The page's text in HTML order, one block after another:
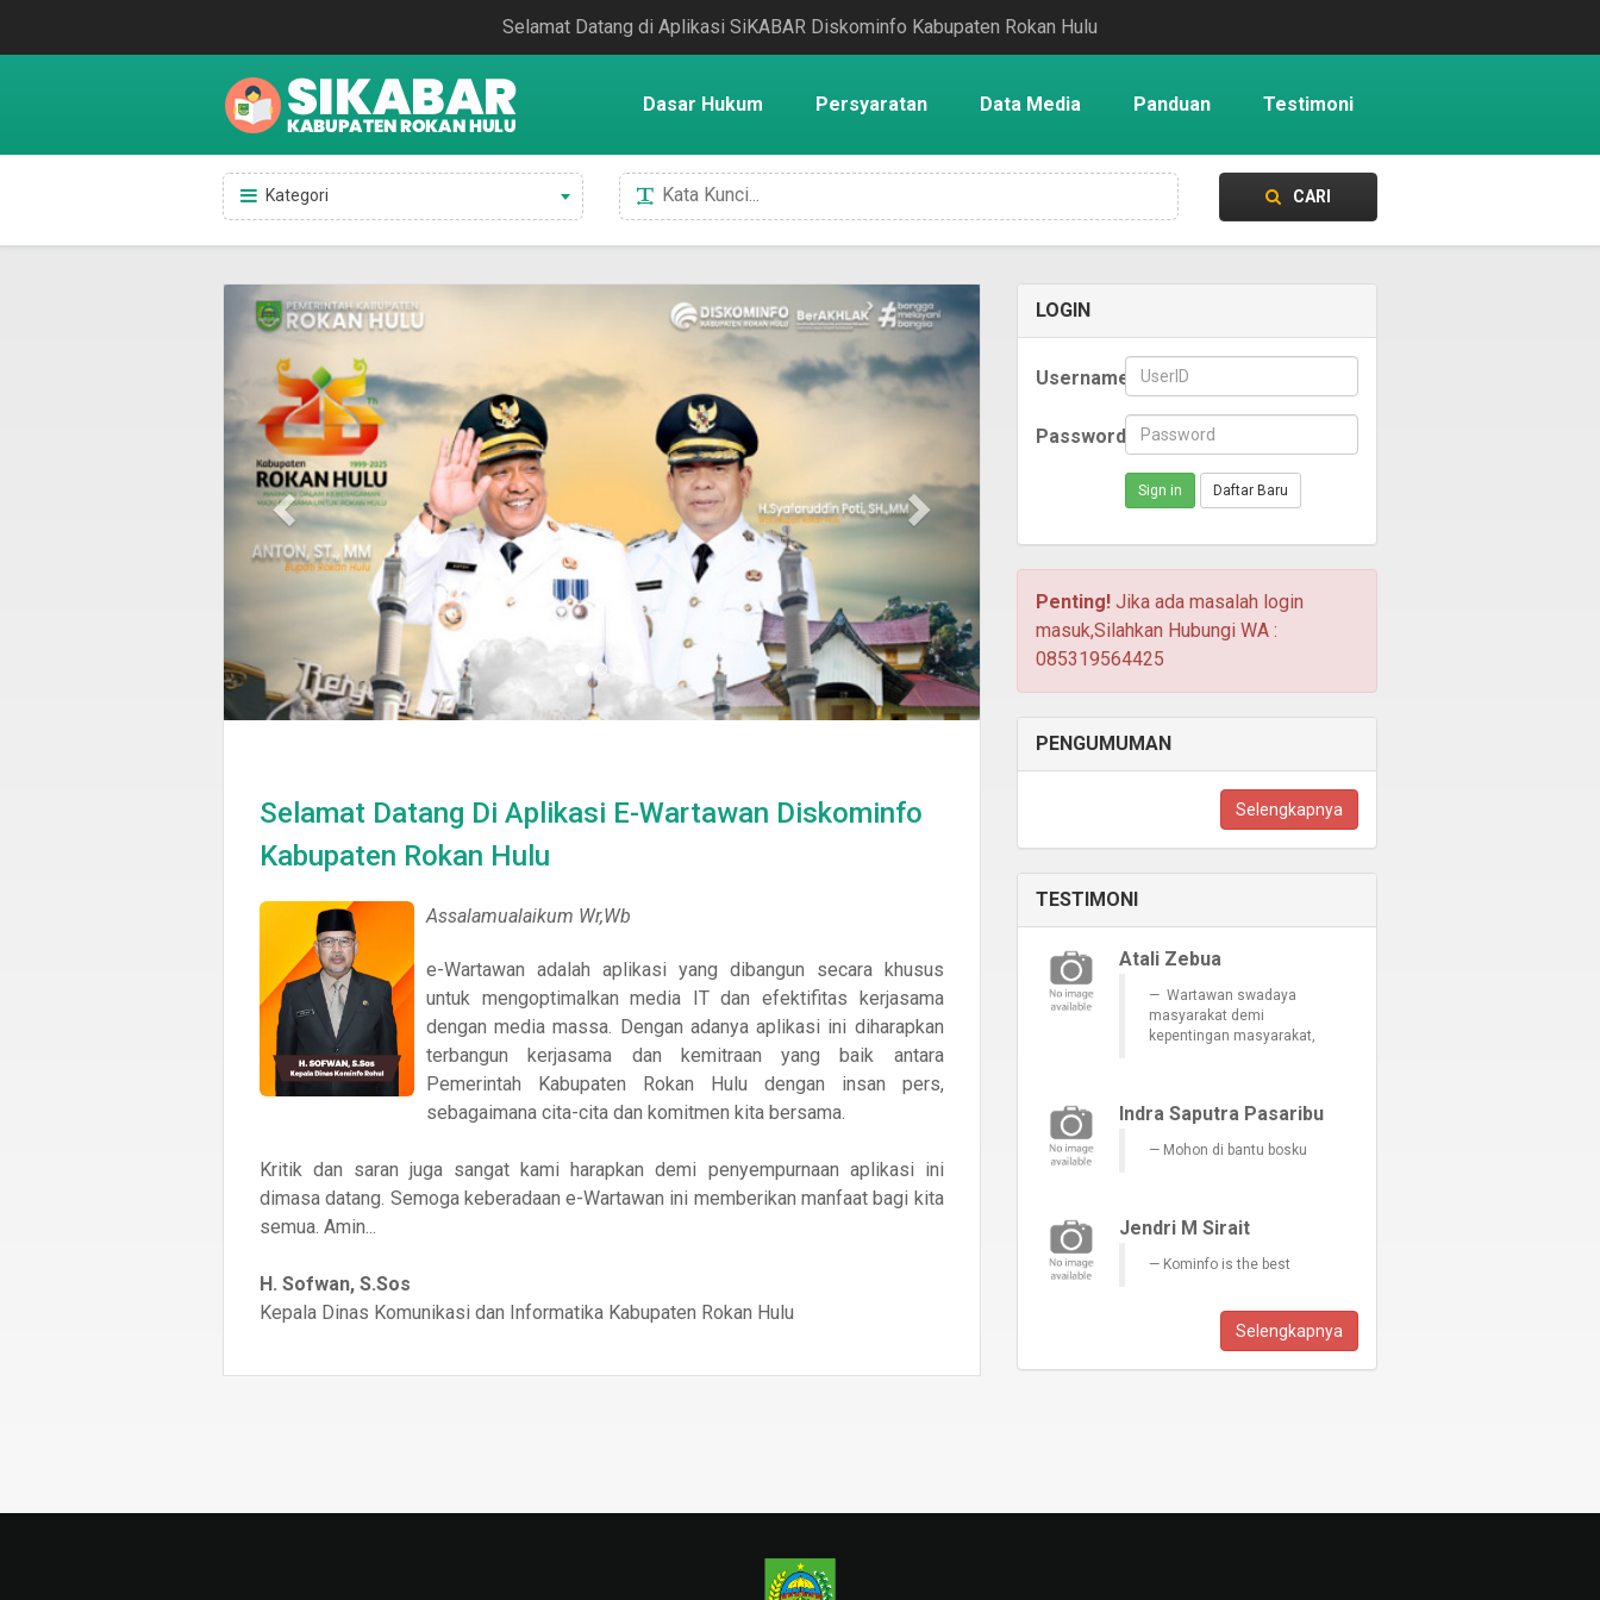
Selamat Datang di Aplikasi SiKABAR Diskominfo Kabupaten Rokan Hulu
Dasar Hukum Persyaratan Data Media Panduan Testimoni
Kategori CARI
Selamat Datang Di Aplikasi E-Wartawan Diskominfo
Kabupaten Rokan Hulu
Assalamualaikum Wr,Wb
e-Wartawan adalah aplikasi yang dibangun secara khusus
untuk mengoptimalkan media IT dan efektifitas kerjasama
dengan media massa. Dengan adanya aplikasi ini diharapkan
terbangun kerjasama dan kemitraan yang baik antara
Pemerintah Kabupaten Rokan Hulu dengan insan pers,
sebagaimana cita-cita dan komitmen kita bersama.
Kritik dan saran juga sangat kami harapkan demi penyempurnaan aplikasi ini
dimasa datang. Semoga keberadaan e-Wartawan ini memberikan manfaat bagi kita
semua. Amin...
H. Sofwan, S.Sos
Kepala Dinas Komunikasi dan Informatika Kabupaten Rokan Hulu
LOGIN
Username
Password
Sign in Daftar Baru
Penting!Jika ada masalah login
masuk,Silahkan Hubungi WA :
085319564425
PENGUMUMAN
Selengkapnya
TESTIMONI
Atali Zebua
Wartawan swadaya
masyarakat demi
kepentingan masyarakat,
Indra Saputra Pasaribu
Mohon di bantu bosku
Jendri M Sirait
Kominfo is the best
Selengkapnya